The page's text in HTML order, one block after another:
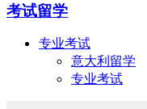
考试留学
专业考试
意大利留学
专业考试